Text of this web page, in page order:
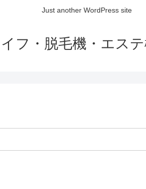
Just another WordPress site
フ・脱毛機・エステ